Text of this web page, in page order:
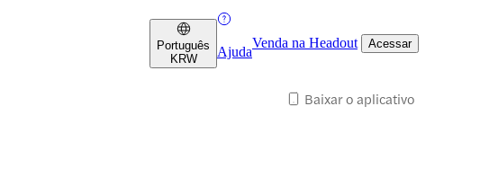
Português
KRW
Ajuda
Venda na Headout Acessar
Baixar o aplicativo